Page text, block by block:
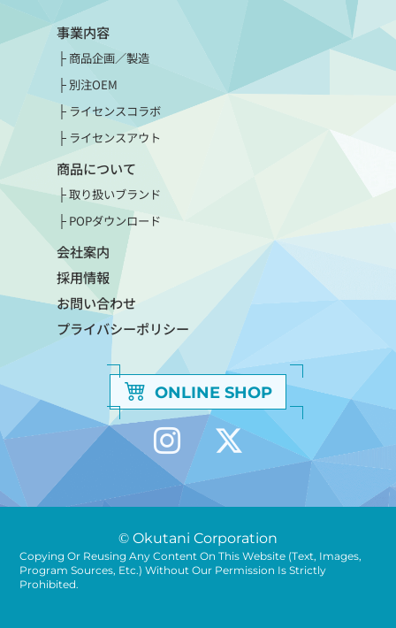
事業内容
商品企画／製造
別注OEM
ライセンスコラボ
ライセンスアウト
商品について
取り扱いブランド
POPダウンロード
会社案内
採用情報
お問い合わせ
プライバシーポリシー
ONLINE SHOP
© Okutani Corporation
Copying Or Reusing Any Content On This Website (text, Images,
Program Sources, Etc.) Without Our Permission Is Strictly
Prohibited.